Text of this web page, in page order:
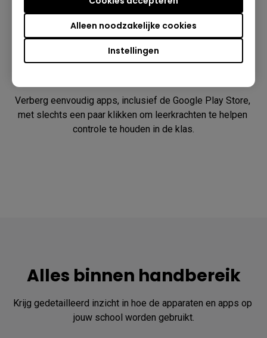
Blokkeer apps en de Play Store
Verberg eenvoudig apps, inclusief de Google Play Store,
met slechts een paar klikken om leerkrachten te helpen
controle te houden in de klas.
Alles binnen handbereik
Krijg gedetailleerd inzicht in hoe de apparaten en apps op
jouw school worden gebruikt.
Instellingen
Alleen noodzakelijke cookies